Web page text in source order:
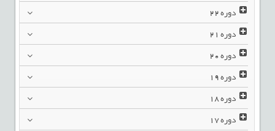
دوره22
دوره21
دوره20
دوره19
دوره18
دوره17